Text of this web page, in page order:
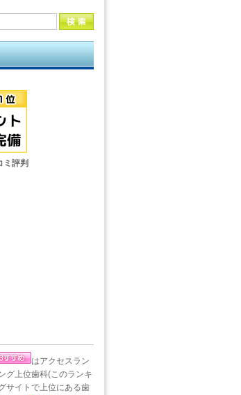
ミ評判
はアクセスラン
グ上位歯科(このランキ
サイトで上位にある歯